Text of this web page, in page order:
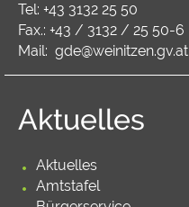
Tel: +43 3132 25 50
Fax.: +43 / 3132 / 25 50-6
Mail: gde@weinitzen.gv.at
Aktuelles
Aktuelles
Amtstafel